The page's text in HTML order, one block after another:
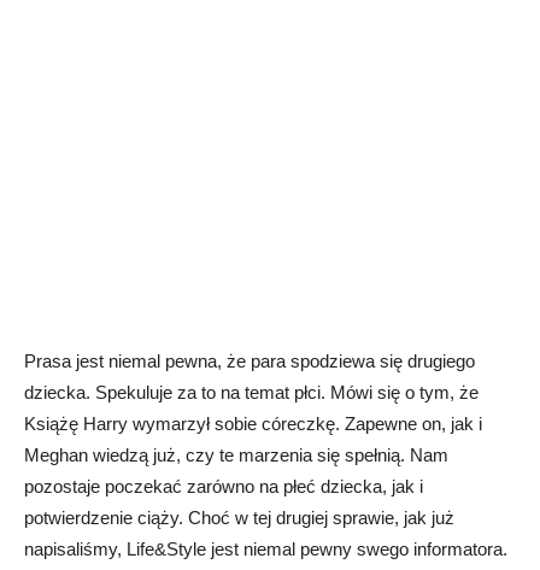
Prasa jest niemal pewna, że para spodziewa się drugiego
dziecka. Spekuluje za to na temat płci. Mówi się o tym, że
Książę Harry wymarzył sobie córeczkę. Zapewne on, jak i
Meghan wiedzą już, czy te marzenia się spełnią. Nam
pozostaje poczekać zarówno na płeć dziecka, jak i
potwierdzenie ciąży. Choć w tej drugiej sprawie, jak już
napisaliśmy, Life&Style jest niemal pewny swego informatora.